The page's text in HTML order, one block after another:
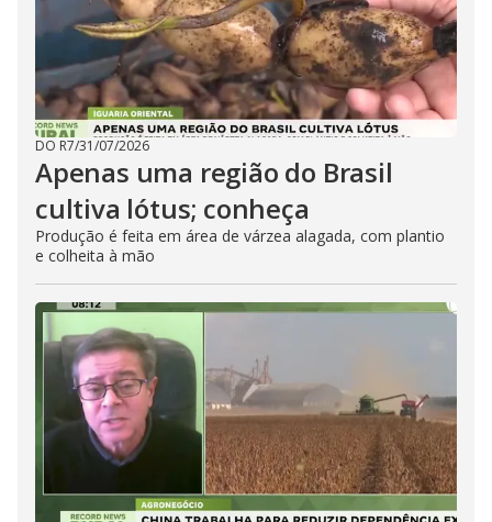
DO R7/31/07/2026
Apenas uma região do Brasil
cultiva lótus; conheça
Produção é feita em área de várzea alagada, com plantio
e colheita à mão